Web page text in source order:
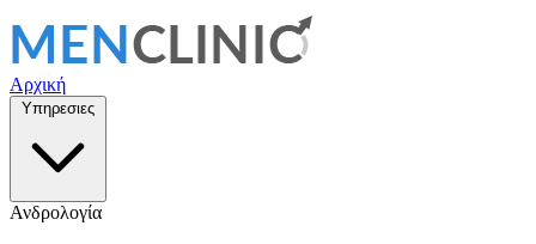
Αρχική
Υπηρεσιες
Ανδρολογία